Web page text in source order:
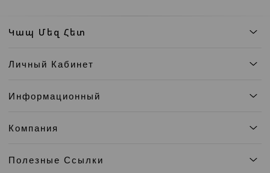
Կապ Մեզ Հետ
Личный Кабинет
Информационный
Компания
Полезные Ссылки